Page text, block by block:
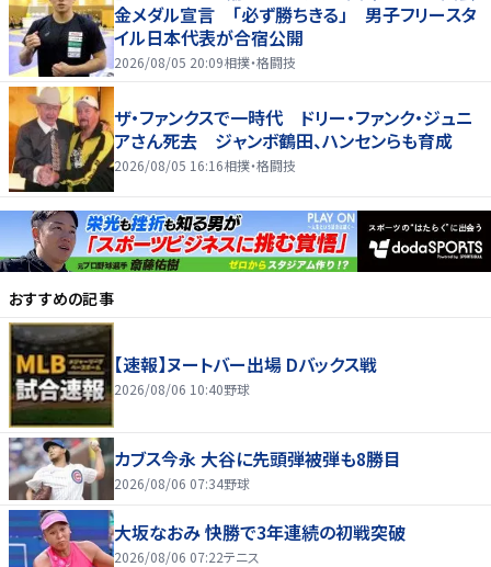
金メダル宣言 「必ず勝ちきる」 男子フリースタ
イル日本代表が合宿公開
2026/08/05 20:09相撲・格闘技
ザ・ファンクスで一時代 ドリー・ファンク・ジュニ
アさん死去 ジャンボ鶴田、ハンセンらも育成
2026/08/05 16:16相撲・格闘技
おすすめの記事
【速報】ヌートバー出場 Dバックス戦
2026/08/06 10:40野球
カブス今永 大谷に先頭弾被弾も8勝目
2026/08/06 07:34野球
大坂なおみ 快勝で3年連続の初戦突破
2026/08/06 07:22テニス